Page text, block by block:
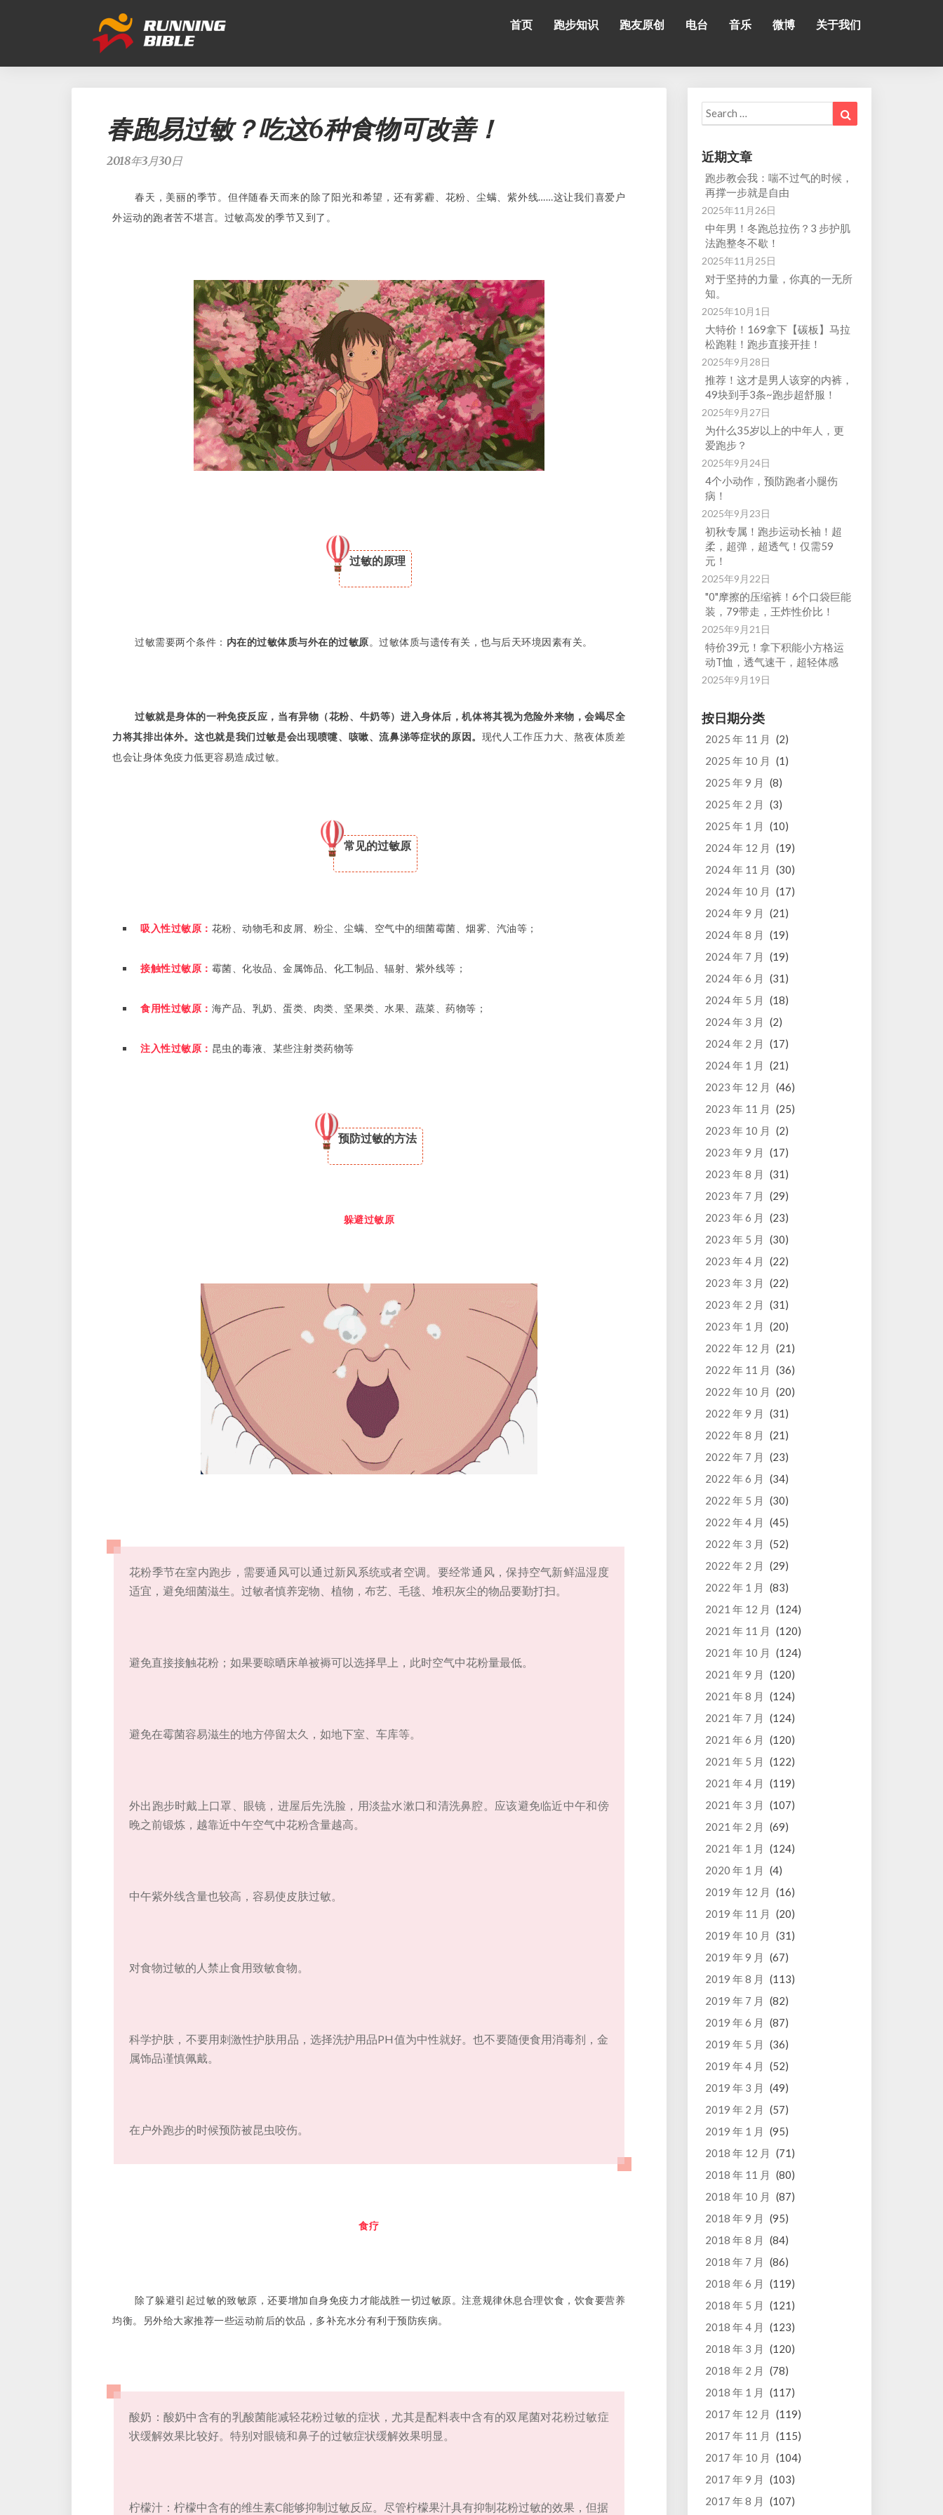
首页 跑步知识 跑友原创 电台 音乐 微博 关于我们
跑
易
这
可
改
善！
春跑易过敏？吃这6种食物可改善！
2018年3月30日
春天，美丽的季节。但伴随春天而来的除了阳光和希望，还有雾霾、花粉、尘螨、紫外线……这让我们喜爱户
外运动的跑者苦不堪言。过敏高发的季节又到了。
过敏的原理
过敏需要两个条件： 内在的过敏体质与外在的过敏原。过敏体质与遗传有关，也与后天环境因素有关。
过敏就是身体的一种免疫反应，当有异物（花粉、牛奶等）进入身体后，机体将其视为危险外来物，会竭尽全
力将其排出体外。这也就是我们过敏是会出现喷嚏、咳嗽、流鼻涕等症状的原因。 现代人工作压力大、熬夜体质差
也会让身体免疫力低更容易造成过敏。
常见的过敏原
吸入性过敏原： 花粉、动物毛和皮屑、粉尘、尘螨、空气中的细菌霉菌、烟雾、汽油等；
接触性过敏原： 霉菌、化妆品、金属饰品、化工制品、辐射、紫外线等；
食用性过敏原： 海产品、乳奶、蛋类、肉类、坚果类、水果、蔬菜、药物等；
注入性过敏原： 昆虫的毒液、某些注射类药物等
预防过敏的方法
躲避过敏原
花粉季节在室内跑步，需要通风可以通过新风系统或者空调。要经常通风，保持空气新鲜温湿度
适宜，避免细菌滋生。过敏者慎养宠物、植物，布艺、毛毯、堆积灰尘的物品要勤打扫。
避免直接接触花粉；如果要晾晒床单被褥可以选择早上，此时空气中花粉量最低。
避免在霉菌容易滋生的地方停留太久，如地下室、车库等。
外出跑步时戴上口罩、眼镜，进屋后先洗脸，用淡盐水漱口和清洗鼻腔。应该避免临近中午和傍
晚之前锻炼，越靠近中午空气中花粉含量越高。
中午紫外线含量也较高，容易使皮肤过敏。
对食物过敏的人禁止食用致敏食物。
科学护肤，不要用刺激性护肤用品，选择洗护用品PH值为中性就好。也不要随便食用消毒剂，金
属饰品谨慎佩戴。
在户外跑步的时候预防被昆虫咬伤。
食疗
除了躲避引起过敏的致敏原，还要增加自身免疫力才能战胜一切过敏原。注意规律休息合理饮食，饮食要营养
均衡。另外给大家推荐一些运动前后的饮品，多补充水分有利于预防疾病。
酸奶：酸奶中含有的乳酸菌能减轻花粉过敏的症状，尤其是配料表中含有的双尾菌对花粉过敏症
状缓解效果比较好。特别对眼镜和鼻子的过敏症状缓解效果明显。
柠檬汁：柠檬中含有的维生素C能够抑制过敏反应。尽管柠檬果汁具有抑制花粉过敏的效果，但据
Search
for:
近期文章
跑步教会我：喘不过气的时候，
再撑一步就是自由
2025年11月26日
中年男！冬跑总拉伤？3 步护肌
法跑整冬不歇！
2025年11月25日
对于坚持的力量，你真的一无所
知。
2025年10月1日
大特价！169拿下【碳板】马拉
松跑鞋！跑步直接开挂！
2025年9月28日
推荐！这才是男人该穿的内裤，
49块到手3条~跑步超舒服！
2025年9月27日
为什么35岁以上的中年人，更
爱跑步？
2025年9月24日
4个小动作，预防跑者小腿伤
病！
2025年9月23日
初秋专属！跑步运动长袖！超
柔，超弹，超透气！仅需59
元！
2025年9月22日
"0"摩擦的压缩裤！6个口袋巨能
装，79带走，王炸性价比！
2025年9月21日
特价39元！拿下积能小方格运
动T恤，透气速干，超轻体感
2025年9月19日
按日期分类
2025 年 11 月
(2)
2025 年 10 月
(1)
2025 年 9 月
(8)
2025 年 2 月
(3)
2025 年 1 月
(10)
2024 年 12 月
(19)
2024 年 11 月
(30)
2024 年 10 月
(17)
2024 年 9 月
(21)
2024 年 8 月
(19)
2024 年 7 月
(19)
2024 年 6 月
(31)
2024 年 5 月
(18)
2024 年 3 月
(2)
2024 年 2 月
(17)
2024 年 1 月
(21)
2023 年 12 月
(46)
2023 年 11 月
(25)
2023 年 10 月
(2)
2023 年 9 月
(17)
2023 年 8 月
(31)
2023 年 7 月
(29)
2023 年 6 月
(23)
2023 年 5 月
(30)
2023 年 4 月
(22)
2023 年 3 月
(22)
2023 年 2 月
(31)
2023 年 1 月
(20)
2022 年 12 月
(21)
2022 年 11 月
(36)
2022 年 10 月
(20)
2022 年 9 月
(31)
2022 年 8 月
(21)
2022 年 7 月
(23)
2022 年 6 月
(34)
2022 年 5 月
(30)
2022 年 4 月
(45)
2022 年 3 月
(52)
2022 年 2 月
(29)
2022 年 1 月
(83)
2021 年 12 月
(124)
2021 年 11 月
(120)
2021 年 10 月
(124)
2021 年 9 月
(120)
2021 年 8 月
(124)
2021 年 7 月
(124)
2021 年 6 月
(120)
2021 年 5 月
(122)
2021 年 4 月
(119)
2021 年 3 月
(107)
2021 年 2 月
(69)
2021 年 1 月
(124)
2020 年 1 月
(4)
2019 年 12 月
(16)
2019 年 11 月
(20)
2019 年 10 月
(31)
2019 年 9 月
(67)
2019 年 8 月
(113)
2019 年 7 月
(82)
2019 年 6 月
(87)
2019 年 5 月
(36)
2019 年 4 月
(52)
2019 年 3 月
(49)
2019 年 2 月
(57)
2019 年 1 月
(95)
2018 年 12 月
(71)
2018 年 11 月
(80)
2018 年 10 月
(87)
2018 年 9 月
(95)
2018 年 8 月
(84)
2018 年 7 月
(86)
2018 年 6 月
(119)
2018 年 5 月
(121)
2018 年 4 月
(123)
2018 年 3 月
(120)
2018 年 2 月
(78)
2018 年 1 月
(117)
2017 年 12 月
(119)
2017 年 11 月
(115)
2017 年 10 月
(104)
2017 年 9 月
(103)
2017 年 8 月
(107)